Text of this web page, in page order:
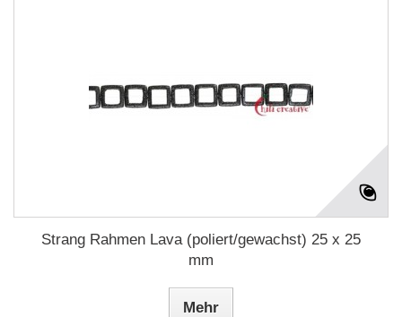
Strang Rahmen Lava (poliert/gewachst) 25 x 25
mm
Mehr